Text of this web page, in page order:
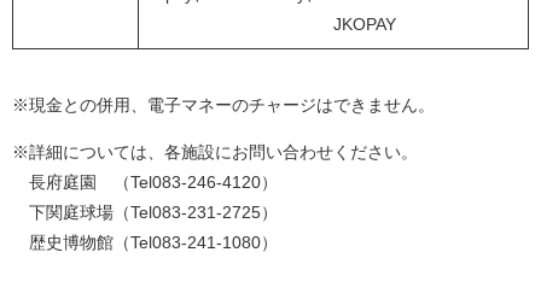
JKOPAY
※現金との併用、電子マネーのチャージはできません。
※詳細については、各施設にお問い合わせください。
長府庭園 （Tel083-246-4120）
下関庭球場（Tel083-231-2725）
歴史博物館（Tel083-241-1080）